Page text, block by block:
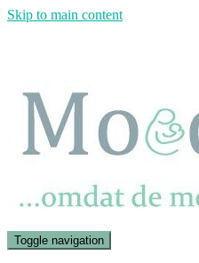
Skip to main content
Toggle navigation